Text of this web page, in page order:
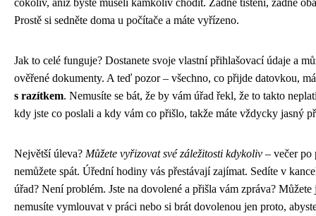
cokoliv, aniž byste museli kamkoliv chodit. Žádné tištění, žádné
Prostě si sedněte doma u počítače a máte vyřízeno.
Jak to celé funguje? Dostanete svoje vlastní přihlašovací údaje a
ověřené dokumenty. A teď pozor – všechno, co přijde datovkou,
s razítkem. Nemusíte se bát, že by vám úřad řekl, že to takto
kdy jste co poslali a kdy vám co přišlo, takže máte vždycky jasný
Největší úleva? Můžete vyřizovat své záležitosti kdykoliv – večer
nemůžete spát. Úřední hodiny vás přestávají zajímat. Sedíte v
úřad? Není problém. Jste na dovolené a přišla vám zpráva?
nemusíte vymlouvat v práci nebo si brát dovolenou jen proto,